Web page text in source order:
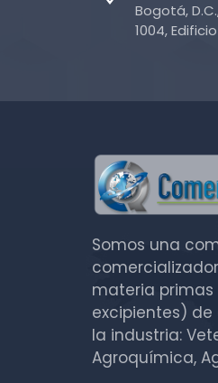
Bogotá,
1004,
Somos una
materia primas
excipientes)
la industria:
Agroquímica,